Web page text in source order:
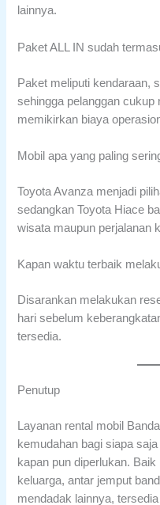
lainnya.
Paket ALL IN sudah
Paket meliputi kendaraan,
sehingga pelanggan cukup
memikirkan biaya
Mobil apa yang paling
Toyota Avanza menjadi
sedangkan Toyota Hiace
wisata maupun perjalanan
Kapan waktu terbaik
Disarankan melakukan
hari sebelum
tersedia.
Penutup
Layanan rental mobil
kemudahan bagi siapa
kapan pun diperlukan.
keluarga, antar jemput
mendadak lainnya,